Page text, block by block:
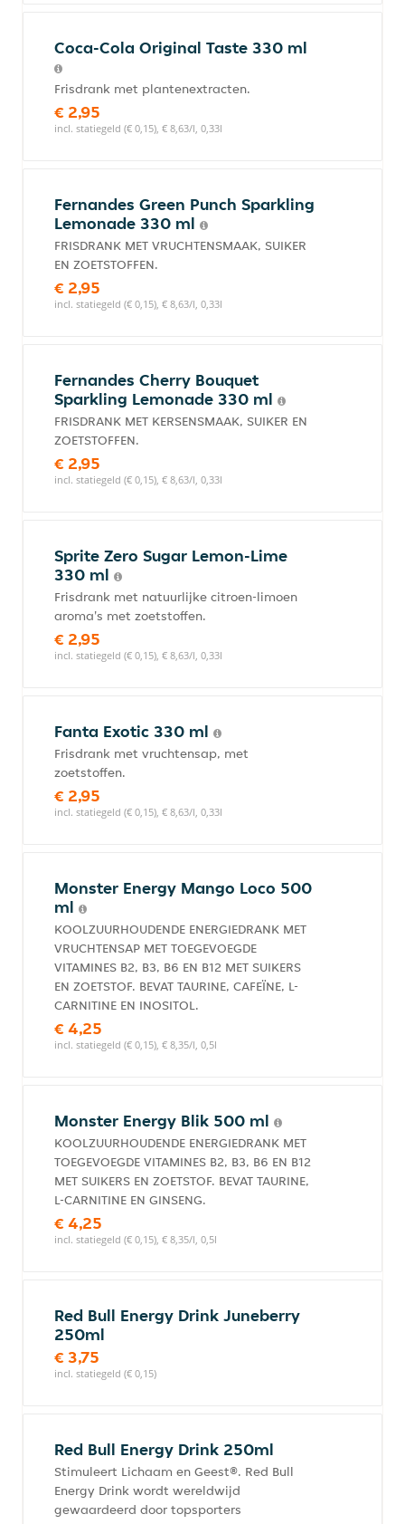
Coca-Cola Original Taste 330 ml
Frisdrank met plantenextracten.
€ 2,95
incl. statiegeld (€ 0,15), € 8,63/l, 0,33l
Fernandes Green Punch Sparkling
Lemonade 330 ml
FRISDRANK MET VRUCHTENSMAAK, SUIKER
EN ZOETSTOFFEN.
€ 2,95
incl. statiegeld (€ 0,15), € 8,63/l, 0,33l
Fernandes Cherry Bouquet
Sparkling Lemonade 330 ml
FRISDRANK MET KERSENSMAAK, SUIKER EN
ZOETSTOFFEN.
€ 2,95
incl. statiegeld (€ 0,15), € 8,63/l, 0,33l
Sprite Zero Sugar Lemon-Lime
330 ml
Frisdrank met natuurlijke citroen-limoen
aroma's met zoetstoffen.
€ 2,95
incl. statiegeld (€ 0,15), € 8,63/l, 0,33l
Fanta Exotic 330 ml
Frisdrank met vruchtensap, met
zoetstoffen.
€ 2,95
incl. statiegeld (€ 0,15), € 8,63/l, 0,33l
Monster Energy Mango Loco 500
ml
KOOLZUURHOUDENDE ENERGIEDRANK MET
VRUCHTENSAP MET TOEGEVOEGDE
VITAMINES B2, B3, B6 EN B12 MET SUIKERS
EN ZOETSTOF. BEVAT TAURINE, CAFEÏNE, L-
CARNITINE EN INOSITOL.
€ 4,25
incl. statiegeld (€ 0,15), € 8,35/l, 0,5l
Monster Energy Blik 500 ml
KOOLZUURHOUDENDE ENERGIEDRANK MET
TOEGEVOEGDE VITAMINES B2, B3, B6 EN B12
MET SUIKERS EN ZOETSTOF. BEVAT TAURINE,
L-CARNITINE EN GINSENG.
€ 4,25
incl. statiegeld (€ 0,15), € 8,35/l, 0,5l
Red Bull Energy Drink Juneberry
250ml
€ 3,75
incl. statiegeld (€ 0,15)
Red Bull Energy Drink 250ml
Stimuleert Lichaam en Geest®. Red Bull
Energy Drink wordt wereldwijd
gewaardeerd door topsporters